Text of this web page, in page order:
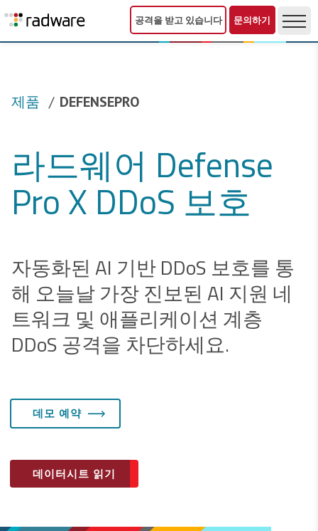
공격을 받고 있습니다 문의하기
제품 DEFENSEPRO
라드웨어 Defense
Pro X DDoS 보호
자동화된 AI 기반 DDoS 보호를 통
해 오늘날 가장 진보된 AI 지원 네
트워크 및 애플리케이션 계층
DDoS 공격을 차단하세요.
데모 예약
데이터시트 읽기